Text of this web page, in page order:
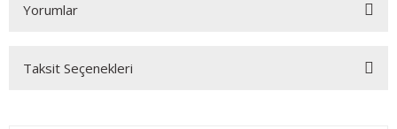
Yorumlar
Taksit Seçenekleri